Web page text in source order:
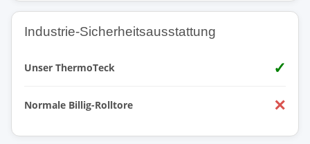
Industrie-Sicherheitsausstattung
Unser ThermoTeck ✓
Normale Billig-Rolltore ✕